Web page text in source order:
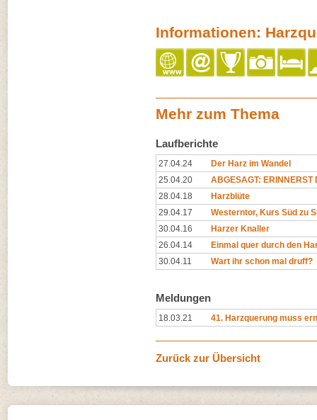
Informationen:
Mehr zum Thema
Laufberichte
27.04.24
Der Harz im Wandel
25.04.20
ABGESAGT: ERINNERST
28.04.18
Harzblüte
29.04.17
Westerntor, Kurs Süd zu
30.04.16
Harzer Knaller
26.04.14
Einmal quer durch den
30.04.11
Wart ihr schon mal druff?
Meldungen
18.03.21 41. Harzquerung muss
Zurück zur Übersicht